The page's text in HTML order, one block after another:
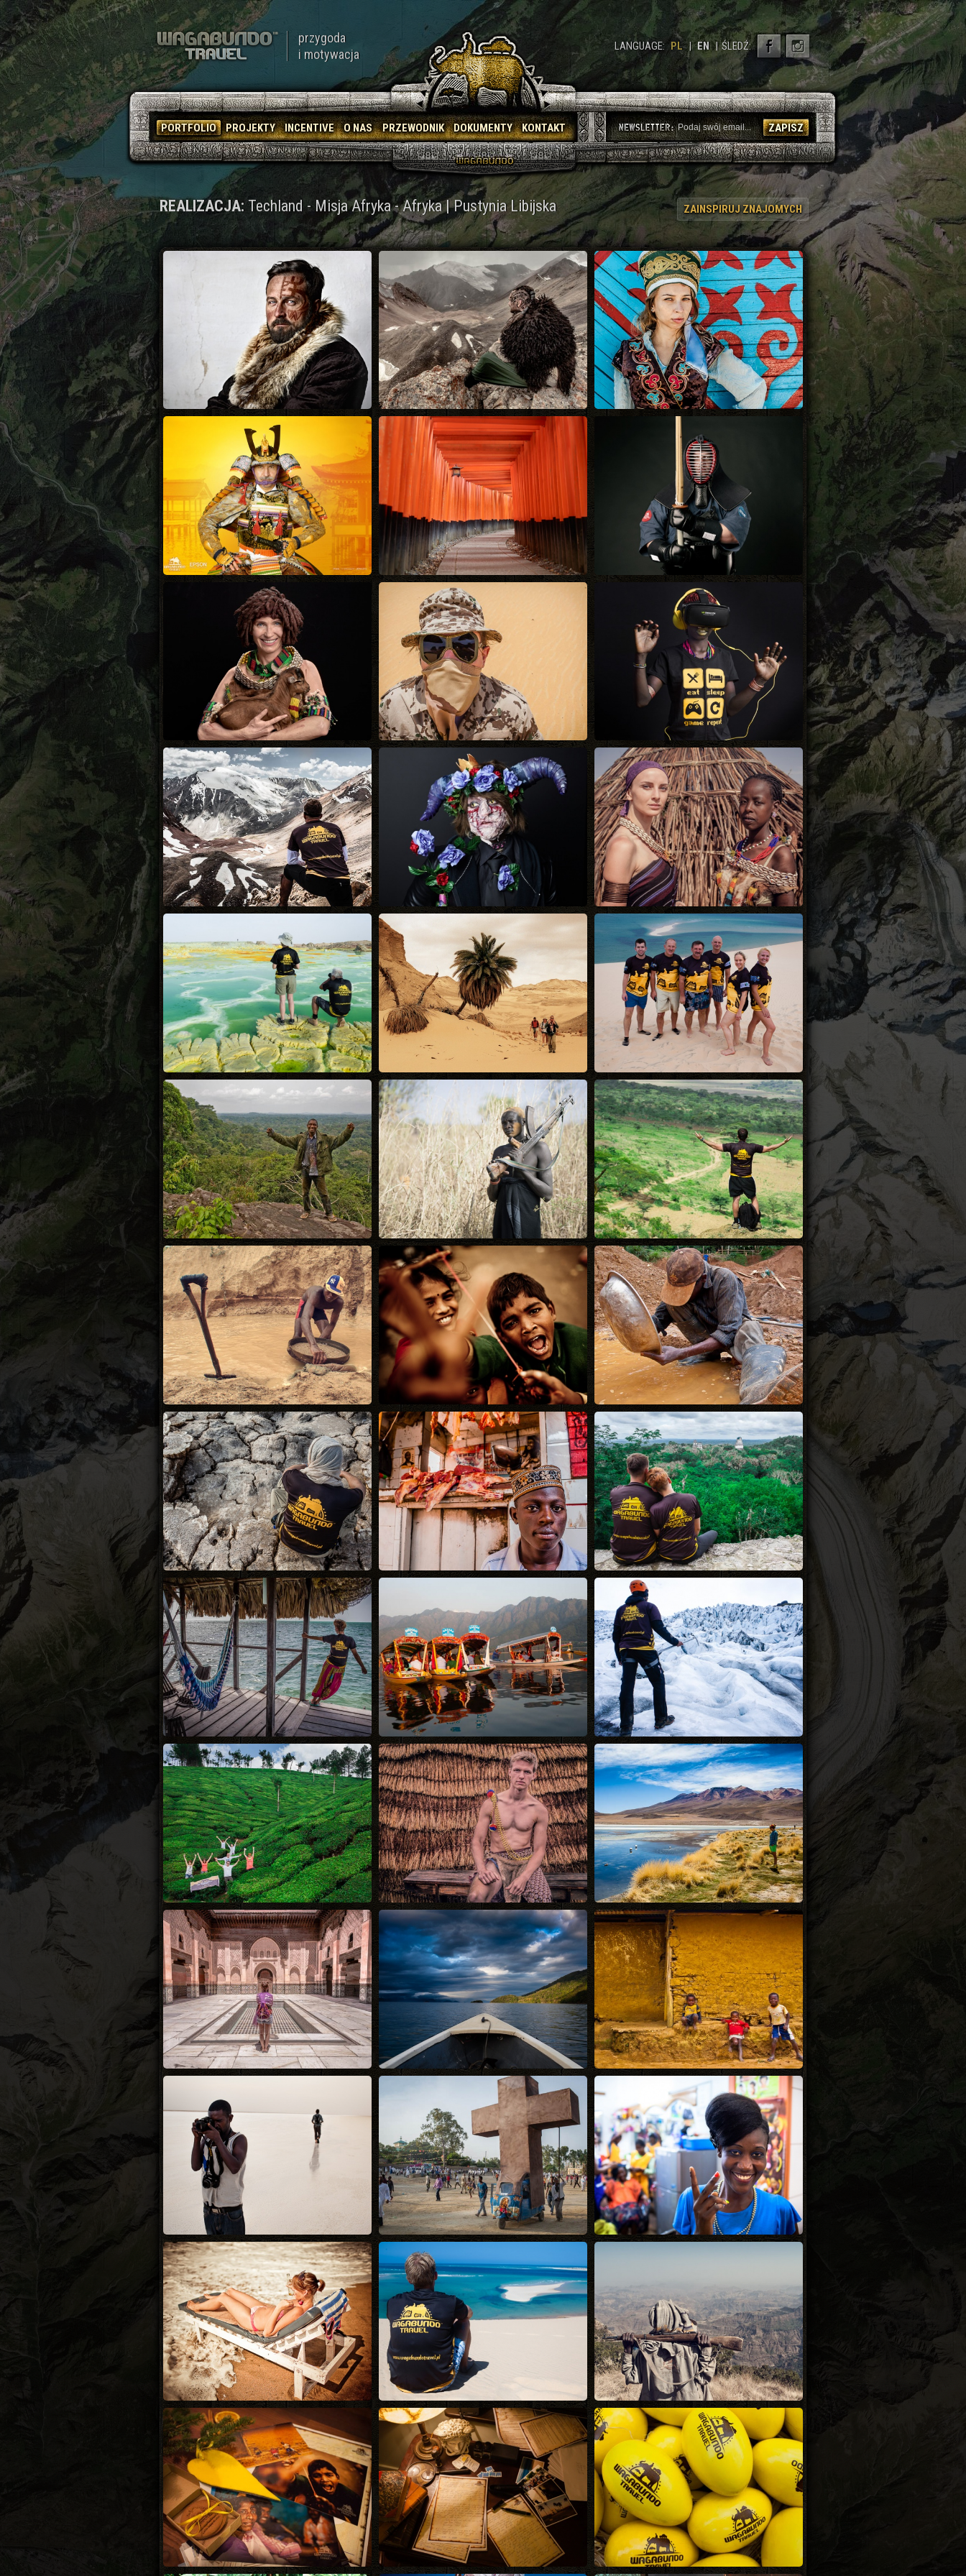
przygoda
i motywacja
LANGUAGE: PL | EN | ŚLEDŹ:
PORTFOLIO PROJEKTY INCENTIVE O NAS PRZEWODNIK DOKUMENTY KONTAKT ZAPISZ
ZAINSPIRUJ ZNAJOMYCH
REALIZACJA: Techland - Misja Afryka - Afryka | Pustynia Libijska